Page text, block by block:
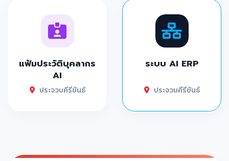
แฟ้มประวัติบุคลากร
AI
ประจวบคีรีขันธ์
ระบบ AI ERP
ประจวบคีรีขันธ์